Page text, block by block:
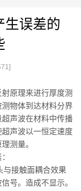
生误差的
原理来进行厚度测
物体到达材料分界
声波在材料中传播
声波以一恒定速度
测量。
接触面耦合效果
号。造成不显示。